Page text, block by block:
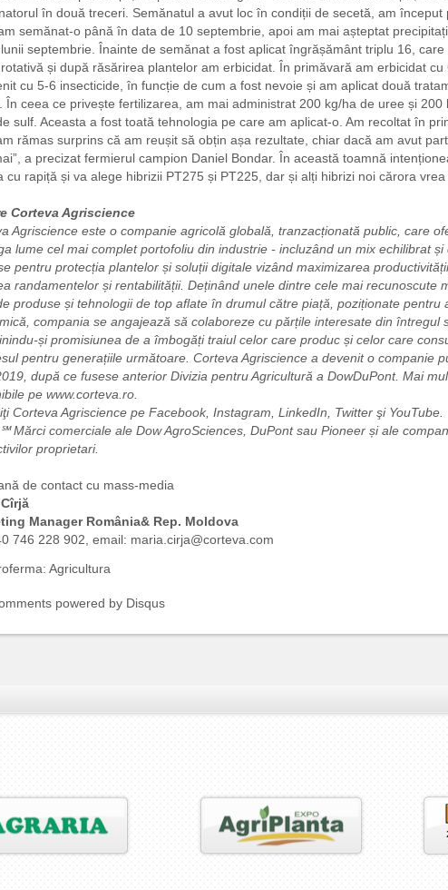
în două treceri. Semănatul a avut loc în condiții de secetă, am început
semănat-o până în data de 10 septembrie, apoi am mai așteptat
septembrie. Înainte de semănat a fost aplicat îngrășământ triplu 16,
și după răsărirea plantelor am erbicidat. În primăvară am erbicidat
cu 5-6 insecticide, în funcție de cum a fost nevoie și am aplicat două
În ceea ce privește fertilizarea, am mai administrat 200 kg/ha de uree și 200
sulf. Aceasta a fost toată tehnologia pe care am aplicat-o. Am recoltat în
rămas surprins că am reușit să obțin așa rezultate, chiar dacă am avut
a precizat fermierul campion Daniel Bondar. În această toamnă
cu rapiță și va alege hibrizii PT275 și PT225, dar și alți hibrizi noi cărora
Corteva Agriscience
Agriscience este o companie agricolă globală, tranzacționată public, care
lume cel mai complet portofoliu din industrie - incluzând un mix echilibrat și
pentru protecția plantelor și soluții digitale vizând maximizarea
randamentelor și rentabilității. Deținând unele dintre cele mai recunoscute
produse și tehnologii de top aflate în drumul către piață, poziționate pentru
compania se angajează să colaboreze cu părțile interesate din întregul
și promisiunea de a îmbogăți traiul celor care produc și celor care
pentru generațiile următoare. Corteva Agriscience a devenit o companie
după ce fusese anterior Divizia pentru Agricultură a DowDuPont. Mai
pe www.corteva.ro.
Corteva Agriscience pe Facebook, Instagram, LinkedIn, Twitter şi YouTube.
Mărci comerciale ale Dow AgroSciences, DuPont sau Pioneer și ale
proprietari.
de contact cu mass-media
Manager România& Rep. Moldova
746 228 902, email: maria.cirja@corteva.com
Agricultura
powered by Disqus